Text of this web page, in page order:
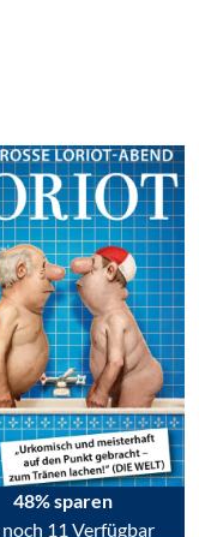
48% sparen
11 Verfügbar